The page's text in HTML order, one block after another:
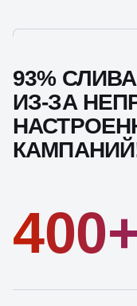
93%
ИЗ-ЗА